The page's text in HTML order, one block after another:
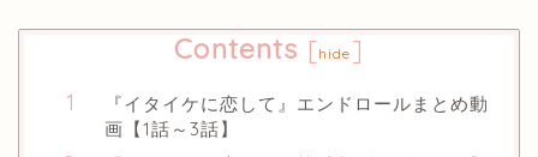
Contents [hide ]
『イタイケに恋して』エンドロールまとめ動
画【1話～3話】